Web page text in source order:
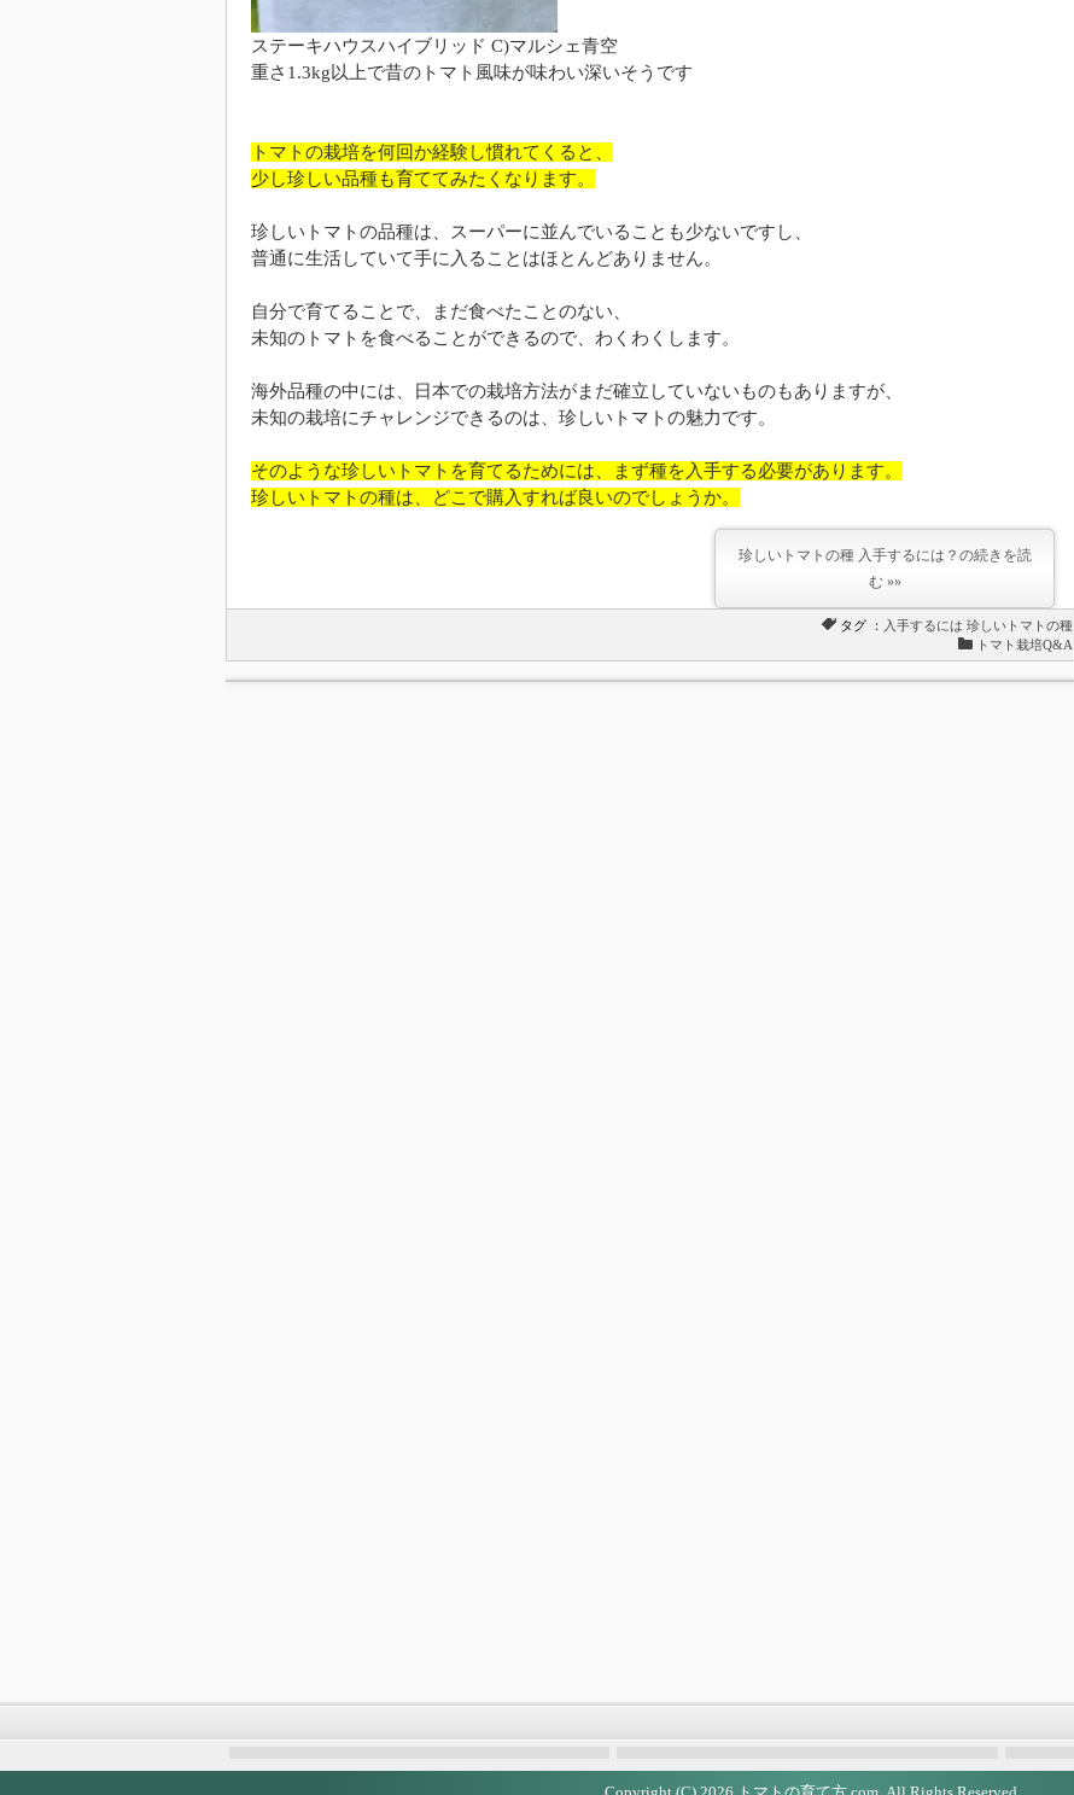
ステーキハウスハイブリッド C)マルシェ青空
重さ1.3kg以上で昔のトマト風味が味わい深いそうです
トマトの栽培を何回か経験し慣れてくると、
少し珍しい品種も育ててみたくなります。
珍しいトマトの品種は、スーパーに並んでいることも少ないですし、
普通に生活していて手に入ることはほとんどありません。
自分で育てることで、まだ食べたことのない、
未知のトマトを食べることができるので、わくわくします。
海外品種の中には、日本での栽培方法がまだ確立していないものもありますが、
未知の栽培にチャレンジできるのは、珍しいトマトの魅力です。
そのような珍しいトマトを育てるためには、まず種を入手する必要があります。
珍しいトマトの種は、どこで購入すれば良いのでしょうか。
珍しいトマトの種 入手するには？の続きを読
む »»
タグ ： 入手するには 珍しいトマトの種
トマト栽培Q&A